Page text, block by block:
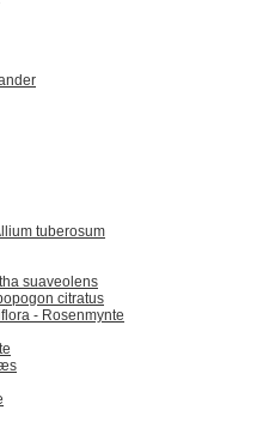
tuberosum
suaveolens
citratus
- Rosenmynte